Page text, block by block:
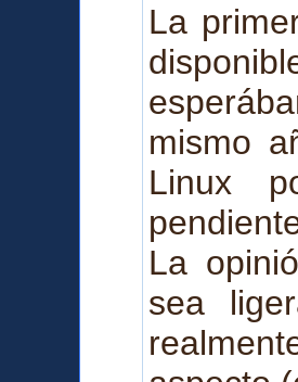
La
mismo
Linux
La
sea